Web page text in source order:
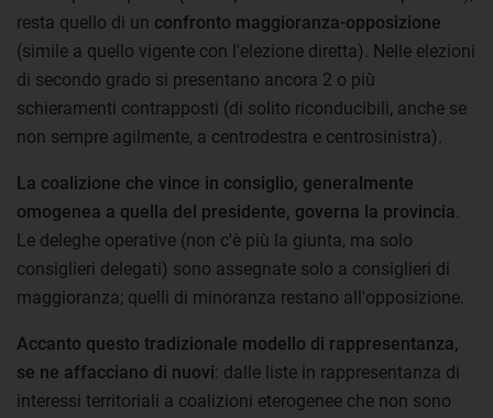
resta quello di un confronto maggioranza-opposizione
(simile a quello vigente con l'elezione diretta). Nelle elezioni
di secondo grado si presentano ancora 2 o più
schieramenti contrapposti (di solito riconducibili, anche se
non sempre agilmente, a centrodestra e centrosinistra).
La coalizione che vince in consiglio, generalmente
omogenea a quella del presidente, governa la provincia.
Le deleghe operative (non c'è più la giunta, ma solo
consiglieri delegati) sono assegnate solo a consiglieri di
maggioranza; quelli di minoranza restano all'opposizione.
Accanto questo tradizionale modello di rappresentanza,
se ne affacciano di nuovi: dalle liste in rappresentanza di
interessi territoriali a coalizioni eterogenee che non sono